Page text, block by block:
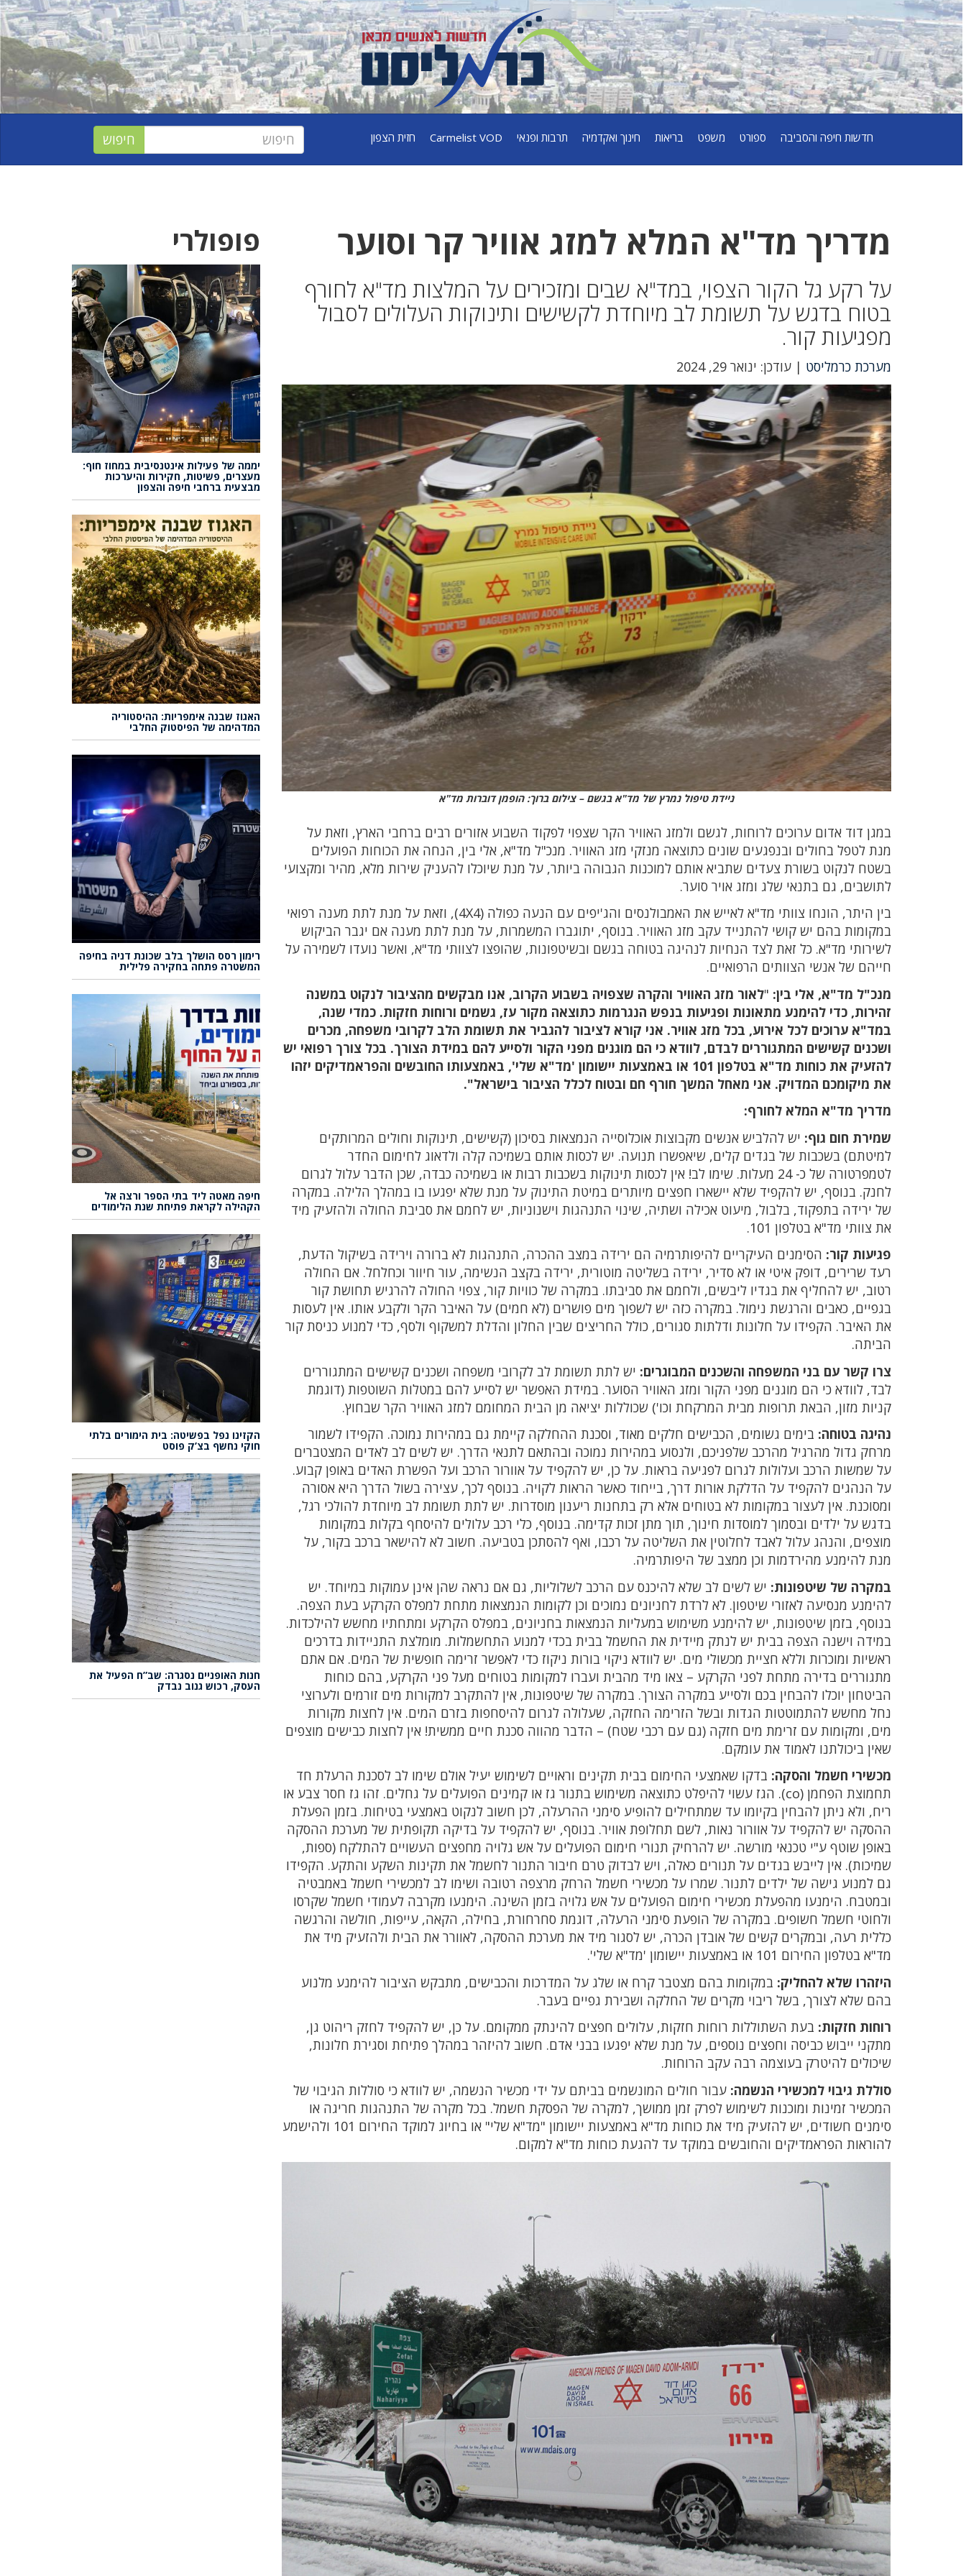
חדשות חיפה והסביבה ספורט משפט בריאות חינוך ואקדמיה תרבות ופנאי Carmelist VOD חזית הצפון
מדריך מד"א המלא למזג אוויר קר וסוער
על רקע גל הקור הצפוי, במד"א שבים ומזכירים על המלצות מד"א לחורף
בטוח בדגש על תשומת לב מיוחדת לקשישים ותינוקות העלולים לסבול
מפגיעות קור.
מערכת כרמליסט | עודכן: ינואר 29, 2024
ניידת טיפול נמרץ של מד"א בגשם – צילום ברוך: הופמן דוברות מד"א
במגן דוד אדום ערוכים לרוחות, לגשם ולמזג האוויר הקר שצפוי לפקוד השבוע אזורים רבים ברחבי הארץ, וזאת על
מנת לטפל בחולים ובנפגעים שונים כתוצאה מנזקי מזג האוויר. מנכ"ל מד"א, אלי בין, הנחה את הכוחות הפועלים
בשטח לנקוט בשורת צעדים שתביא אותם למוכנות הגבוהה ביותר, על מנת שיוכלו להעניק שירות מלא, מהיר ומקצועי
לתושבים, גם בתנאי שלג ומזג אויר סוער.
בין היתר, הונחו צוותי מד"א לאייש את האמבולנסים והג'יפים עם הנעה כפולה (4X4), וזאת על מנת לתת מענה רפואי
במקומות בהם יש קושי להתנייד עקב מזג האוויר. בנוסף, יתוגברו המשמרות, על מנת לתת מענה אם יגבר הביקוש
לשירותי מד"א. כל זאת לצד הנחיות לנהיגה בטוחה בגשם ובשיטפונות, שהופצו לצוותי מד"א, ואשר נועדו לשמירה על
חייהם של אנשי הצוותים הרפואיים.
מנכ"ל מד"א, אלי בין: "לאור מזג האוויר והקרה שצפויה בשבוע הקרוב, אנו מבקשים מהציבור לנקוט במשנה
זהירות, כדי להימנע מתאונות ופגיעות בנפש הנגרמות כתוצאה מקור עז, גשמים ורוחות חזקות. כמדי שנה,
במד"א ערוכים לכל אירוע, בכל מזג אוויר. אני קורא לציבור להגביר את תשומת הלב לקרובי משפחה, מכרים
ושכנים קשישים המתגוררים לבדם, לוודא כי הם מוגנים מפני הקור ולסייע להם במידת הצורך. בכל צורך רפואי יש
להזעיק את כוחות מד"א בטלפון 101 או באמצעות יישומון 'מד"א שלי', באמצעותו החובשים והפראמדיקים יזהו
את מיקומכם המדויק. אני מאחל המשך חורף חם ובטוח לכלל הציבור בישראל".
מדריך מד"א המלא לחורף:
שמירת חום גוף: יש להלביש אנשים מקבוצות אוכלוסייה הנמצאות בסיכון (קשישים, תינוקות וחולים המרותקים
למיטתם) בשכבות של בגדים קלים, שיאפשרו תנועה. יש לכסות אותם בשמיכה קלה ולדאוג לחימום החדר
לטמפרטורה של כ- 24 מעלות. שימו לב! אין לכסות תינוקות בשכבות רבות או בשמיכה כבדה, שכן הדבר עלול לגרום
לחנק. בנוסף, יש להקפיד שלא יישארו חפצים מיותרים במיטת התינוק על מנת שלא יפגעו בו במהלך הלילה. במקרה
של ירידה בתפקוד, בלבול, מיעוט אכילה ושתיה, שינוי התנהגות וישנוניות, יש לחמם את סביבת החולה ולהזעיק מיד
את צוותי מד"א בטלפון 101.
פגיעות קור: הסימנים העיקריים להיפותרמיה הם ירידה במצב ההכרה, התנהגות לא ברורה וירידה בשיקול הדעת,
רעד שרירים, דופק איטי או לא סדיר, ירידה בשליטה מוטורית, ירידה בקצב הנשימה, עור חיוור וכחלחל. אם החולה
רטוב, יש להחליף את בגדיו ליבשים, ולחמם את סביבתו. במקרה של כוויות קור, צפוי החולה להרגיש תחושת קור
בגפיים, כאבים והרגשת נימול. במקרה כזה יש לשפוך מים פושרים (לא חמים) על האיבר הקר ולקבע אותו. אין לעסות
את האיבר. הקפידו על חלונות ודלתות סגורים, כולל החריצים שבין החלון והדלת למשקוף ולסף, כדי למנוע כניסת קור
הביתה.
צרו קשר עם בני המשפחה והשכנים המבוגרים: יש לתת תשומת לב לקרובי משפחה ושכנים קשישים המתגוררים
לבד, לוודא כי הם מוגנים מפני הקור ומזג האוויר הסוער. במידת האפשר יש לסייע להם במטלות השוטפות (דוגמת
קניות מזון, הבאת תרופות מבית המרקחת וכו') שכוללות יציאה מן הבית המחומם למזג האוויר הקר שבחוץ.
נהיגה בטוחה: בימים גשומים, הכבישים חלקים מאוד, וסכנת ההחלקה קיימת גם במהירות נמוכה. הקפידו לשמור
מרחק גדול מהרגיל מהרכב שלפניכם, ולנסוע במהירות נמוכה ובהתאם לתנאי הדרך. יש לשים לב לאדים המצטברים
על שמשות הרכב ועלולות לגרום לפגיעה בראות. על כן, יש להקפיד על אוורור הרכב ועל הפשרת האדים באופן קבוע.
על הנהגים להקפיד על הדלקת אורות דרך, בייחוד כאשר הראות לקויה. בנוסף לכך, עצירה בשול הדרך היא אסורה
ומסוכנת. אין לעצור במקומות לא בטוחים אלא רק בתחנות ריענון מוסדרות. יש לתת תשומת לב מיוחדת להולכי רגל,
בדגש על ילדים ובסמוך למוסדות חינוך, תוך מתן זכות קדימה. בנוסף, כלי רכב עלולים להיסחף בקלות במקומות
מוצפים, והנהג עלול לאבד לחלוטין את השליטה על רכבו, ואף להסתכן בטביעה. חשוב לא להישאר ברכב בקור, על
מנת להימנע מהירדמות וכן ממצב של היפותרמיה.
במקרה של שיטפונות: יש לשים לב שלא להיכנס עם הרכב לשלוליות, גם אם נראה שהן אינן עמוקות במיוחד. יש
להימנע מנסיעה לאזורי שיטפון. לא לרדת לחניונים נמוכים וכן לקומות הנמצאות מתחת למפלס הקרקע בעת הצפה.
בנוסף, בזמן שיטפונות, יש להימנע משימוש במעליות הנמצאות בחניונים, במפלס הקרקע ומתחתיו מחשש להילכדות.
במידה וישנה הצפה בבית יש לנתק מיידית את החשמל בבית בכדי למנוע התחשמלות. מומלצת התניידות בדרכים
ראשיות ומוכרות וללא חציית מכשולי מים. יש לוודא ניקוי בורות ניקוז כדי לאפשר זרימה חופשית של המים. אם אתם
מתגוררים בדירה מתחת לפני הקרקע – צאו מיד מהבית ועברו למקומות בטוחים מעל פני הקרקע, בהם כוחות
הביטחון יוכלו להבחין בכם ולסייע במקרה הצורך. במקרה של שיטפונות, אין להתקרב למקורות מים זורמים ולערוצי
נחל מחשש להתמוטטות הגדות ובשל הזרימה החזקה, שעלולה לגרום להיסחפות בזרם המים. אין לחצות מקורות
מים, ומקומות עם זרימת מים חזקה (גם עם רכבי שטח) – הדבר מהווה סכנת חיים ממשית! אין לחצות כבישים מוצפים
שאין ביכולתנו לאמוד את עומקם.
מכשירי חשמל והסקה: בדקו שאמצעי החימום בבית תקינים וראויים לשימוש יעיל אולם שימו לב לסכנת הרעלת חד
תחמוצת הפחמן (co). הגז עשוי להיפלט כתוצאה משימוש בתנור גז או קמינים הפועלים על גחלים. זהו גז חסר צבע או
ריח, ולא ניתן להבחין בקיומו עד שמתחילים להופיע סימני ההרעלה, לכן חשוב לנקוט באמצעי בטיחות. בזמן הפעלת
ההסקה יש להקפיד על אוורור נאות, לשם תחלופת אוויר. בנוסף, יש להקפיד על בדיקה תקופתית של מערכת ההסקה
באופן שוטף ע"י טכנאי מורשה. יש להרחיק תנורי חימום הפועלים על אש גלויה מחפצים העשויים להתלקח (ספות,
שמיכות). אין לייבש בגדים על תנורים כאלה, ויש לבדוק טרם חיבור התנור לחשמל את תקינות השקע והתקע. הקפידו
גם למנוע גישה של ילדים לתנור. שמרו על מכשירי חשמל הרחק מרצפה רטובה ושימו לב למכשירי חשמל באמבטיה
ובמטבח. הימנעו מהפעלת מכשירי חימום הפועלים על אש גלויה בזמן השינה. הימנעו מקרבה לעמודי חשמל שקרסו
ולחוטי חשמל חשופים. במקרה של הופעת סימני הרעלה, דוגמת סחרחורת, בחילה, הקאה, עייפות, חולשה והרגשה
כללית רעה, ובמקרים קשים של אובדן הכרה, יש לסגור מיד את מערכת ההסקה, לאוורר את הבית ולהזעיק מיד את
מד"א בטלפון החירום 101 או באמצעות יישומון 'מד"א שלי'.
היזהרו שלא להחליק: במקומות בהם מצטבר קרח או שלג על המדרכות והכבישים, מתבקש הציבור להימנע מלנוע
בהם שלא לצורך, בשל ריבוי מקרים של החלקה ושבירת גפיים בעבר.
רוחות חזקות: בעת השתוללות רוחות חזקות, עלולים חפצים להינתק ממקומם. על כן, יש להקפיד לחזק ריהוט גן,
מתקני ייבוש כביסה וחפצים נוספים, על מנת שלא יפגעו בבני אדם. חשוב להיזהר במהלך פתיחת וסגירת חלונות,
שיכולים להיטרק בעוצמה רבה עקב הרוחות.
סוללת גיבוי למכשירי הנשמה: עבור חולים המונשמים בביתם על ידי מכשיר הנשמה, יש לוודא כי סוללות הגיבוי של
המכשיר זמינות ומוכנות לשימוש לפרק זמן ממושך, למקרה של הפסקת חשמל. בכל מקרה של התנהגות חריגה או
סימנים חשודים, יש להזעיק מיד את כוחות מד"א באמצעות יישומון "מד"א שלי" או בחיוג למוקד החירום 101 ולהישמע
להוראות הפראמדיקים והחובשים במוקד עד להגעת כוחות מד"א למקום.
פופולרי
יממה של פעילות אינטנסיבית במחוז חוף:
מעצרים, פשיטות, חקירות והיערכות
מבצעית ברחבי חיפה והצפון
האגוז שבנה אימפריות: ההיסטוריה
המדהימה של הפיסטוק החלבי
רימון רסס הושלך בלב שכונת דניה בחיפה
המשטרה פתחה בחקירה פלילית
חיפה מאטה ליד בתי הספר ורצה אל
הקהילה לקראת פתיחת שנת הלימודים
הקזינו נפל בפשיטה: בית הימורים בלתי
חוקי נחשף בצ’ק פוסט
חנות האופניים נסגרה: שב”ח הפעיל את
העסק, רכוש גנוב נבדק